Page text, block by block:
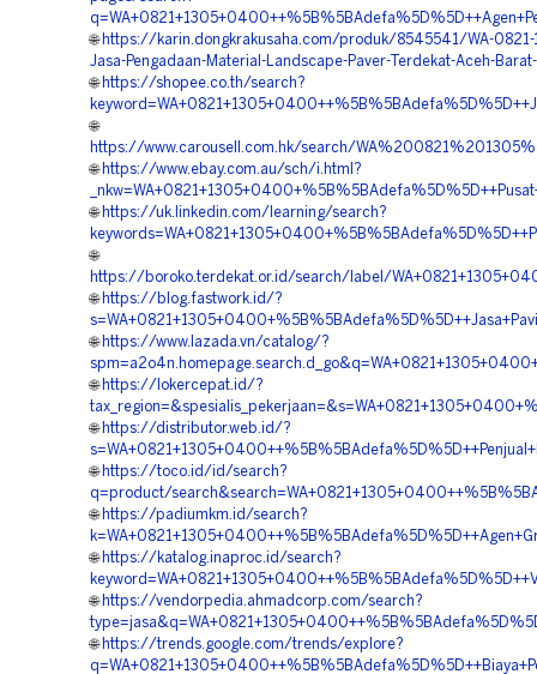
🌐 https://karin.dongkrakusaha.com/produk/8545541/WA-
Jasa-Pengadaan-Material-Landscape-Paver-Terdekat-Aceh-
🌐 https://shopee.co.th/search?
🌐
https://www.carousell.com.hk/search/
🌐 https://www.ebay.com.au/sch/i.html?
🌐 https://uk.linkedin.com/learning/search?
🌐
https://boroko.terdekat.or.id/search/label/
🌐 https://blog.fastwork.id/?
🌐 https://www.lazada.vn/catalog/?
🌐 https://lokercepat.id/?
🌐 https://distributor.web.id/?
🌐 https://toco.id/id/search?
q=product/
🌐 https://padiumkm.id/search?
🌐 https://katalog.inaproc.id/search?
🌐 https://vendorpedia.ahmadcorp.com/search?
🌐 https://trends.google.com/trends/explore?